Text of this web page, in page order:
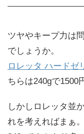
ツヤやキープ力は
でしょうか。
ロレッタ ハードゼ
ちらは240gで1500
しかしロレッタ並
れを考えればまぁ。